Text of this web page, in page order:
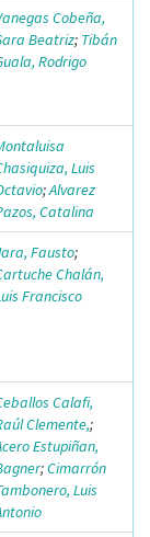
Cobeña,
Beatriz; Tibán
Rodrigo
Luis
;Alvarez
Catalina
Fausto;
Chalán,
Francisco
Calafi,
Clemente,;
Estupiñan,
;Cimarrón
Luis